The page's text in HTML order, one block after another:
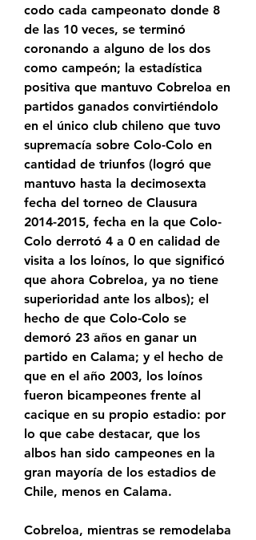
codo cada campeonato donde 8
de las 10 veces, se terminó
coronando a alguno de los dos
como campeón; la estadística
positiva que mantuvo Cobreloa en
partidos ganados convirtiéndolo
en el único club chileno que tuvo
supremacía sobre Colo-Colo en
cantidad de triunfos (logró que
mantuvo hasta la decimosexta
fecha del torneo de Clausura
2014-2015, fecha en la que Colo-
Colo derrotó 4 a 0 en calidad de
visita a los loínos, lo que significó
que ahora Cobreloa, ya no tiene
superioridad ante los albos); el
hecho de que Colo-Colo se
demoró 23 años en ganar un
partido en Calama; y el hecho de
que en el año 2003, los loínos
fueron bicampeones frente al
cacique en su propio estadio: por
lo que cabe destacar, que los
albos han sido campeones en la
gran mayoría de los estadios de
Chile, menos en Calama.
Cobreloa, mientras se remodelaba